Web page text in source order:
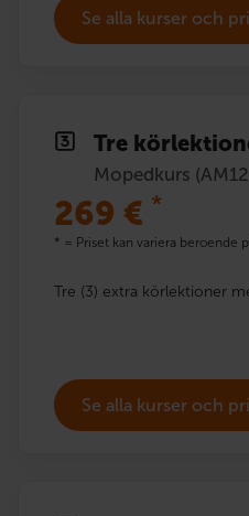
Se alla kurser och
Tre
Mopedkurs
269 € *
* = Priset kan variera beroende
Tre (3) extra körlektioner
Se alla kurser och